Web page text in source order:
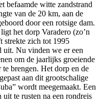
befaamde witte zandstrand
van de 20 km, aan de
door een rotsige dam.
het dorp Varadero (zo’n
strekte zich tot 1995
uit. Nu vinden we er een
om de jaarlijks groeiende
brengen. Het dorp en de
aan dit grootschalige
wordt meegemaakt. Een
te rusten na een rondreis